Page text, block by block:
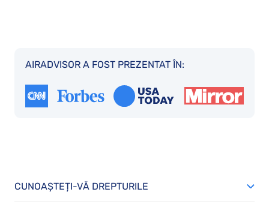
AIRADVISOR A FOST PREZENTAT ÎN:
CUNOAȘTEȚI-VĂ DREPTURILE